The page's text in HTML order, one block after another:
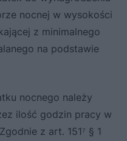
nocnej w wysokości
z minimalnego
na podstawie
nocnego należy
ilość godzin pracy w
z art. 151⁷ § 1